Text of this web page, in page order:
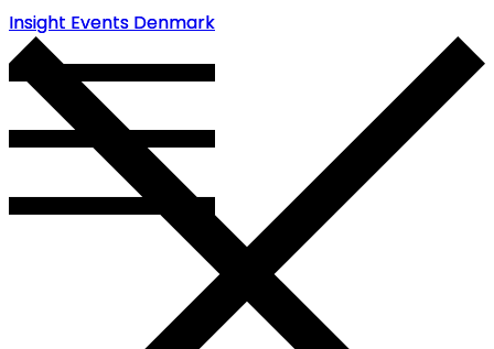
Insight Events Denmark
Insight Events Denmark